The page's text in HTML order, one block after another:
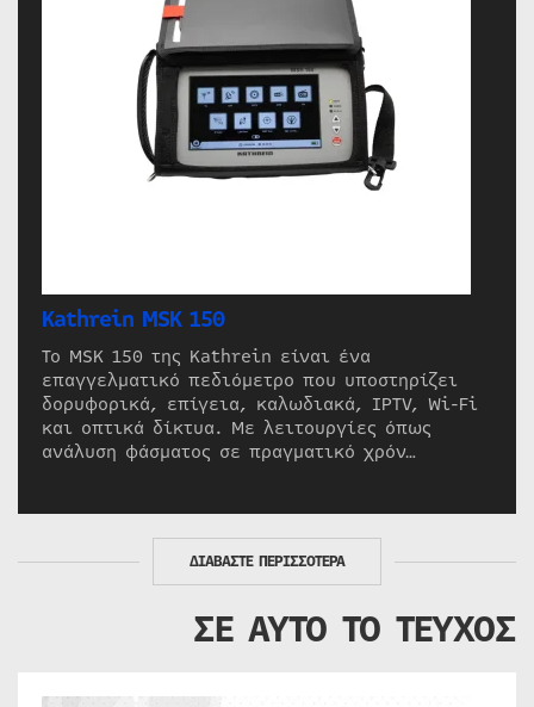
Kathrein MSK 150
Το MSK 150 της Kathrein είναι ένα
επαγγελματικό πεδιόμετρο που υποστηρίζει
δορυφορικά, επίγεια, καλωδιακά, IPTV, Wi-Fi
και οπτικά δίκτυα. Με λειτουργίες όπως
ανάλυση φάσματος σε πραγματικό χρόν…
ΔΙΑΒΑΣΤΕ ΠΕΡΙΣΣΟΤΕΡΑ
ΣΕ ΑΥΤΟ ΤΟ ΤΕΥΧΟΣ